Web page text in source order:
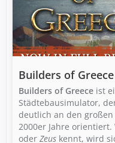
Builders of
Builders of Greece ist
Städtebausimulator,
deutlich an den
2000er Jahre orientiert.
oder Zeus kennt, wird